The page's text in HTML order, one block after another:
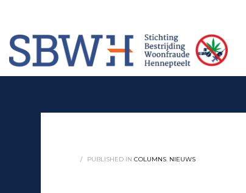
1 Login or create new account.
If you still have problems, please let us know, by
/ PUBLISHED IN COLUMNS, NIEUWS